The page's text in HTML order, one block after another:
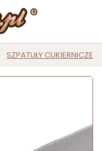
SZPATUŁY CUKIERNICZE